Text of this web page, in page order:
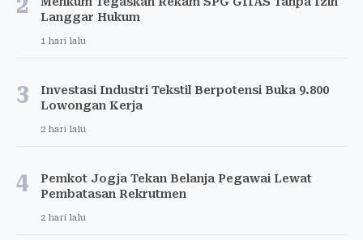
2
Langgar Hukum
1 hari lalu
3
Investasi Industri Tekstil Berpotensi Buka 9.800
Lowongan Kerja
2 hari lalu
4
Pemkot Jogja Tekan Belanja Pegawai Lewat
Pembatasan Rekrutmen
2 hari lalu